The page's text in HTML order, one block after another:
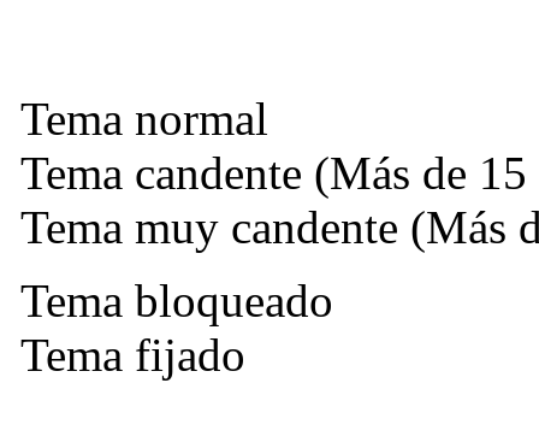
Tema normal
Tema candente (Más de 15
Tema muy candente (Más
Tema bloqueado
Tema fijado